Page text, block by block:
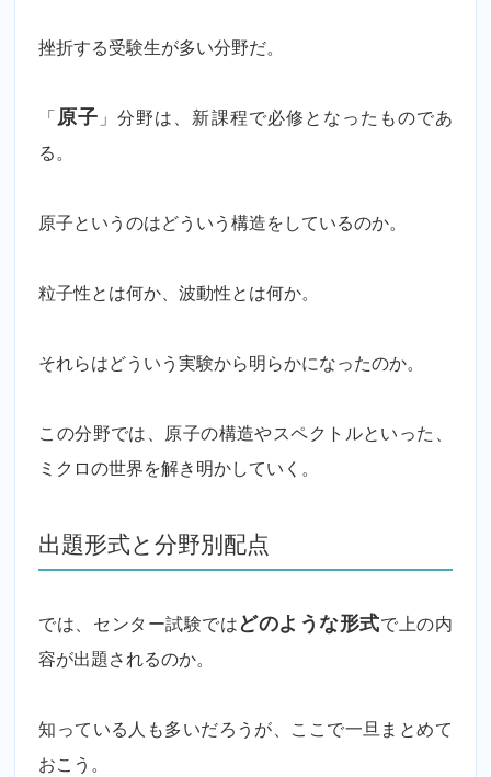
挫折する受験生が多い分野だ。
「 原子 」分野は、新課程で必修となったものであ
る。
原子というのはどういう構造をしているのか。
粒子性とは何か、波動性とは何か。
それらはどういう実験から明らかになったのか。
この分野では、原子の構造やスペクトルといった、
ミクロの世界を解き明かしていく。
出題形式と分野別配点
では、センター試験では どのような形式で上の内
容が出題されるのか。
知っている人も多いだろうが、ここで一旦まとめて
おこう。